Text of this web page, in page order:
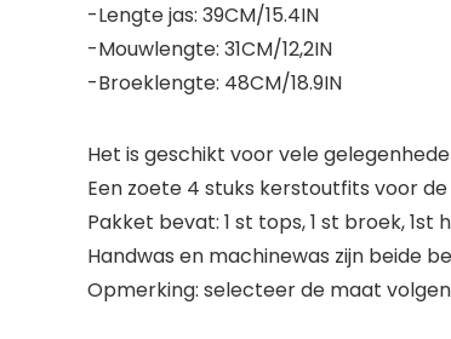
-Lengte jas: 39CM/15.4IN
-Mouwlengte: 31CM/12,2IN
-Broeklengte: 48CM/18.9IN
Het is geschikt voor vele
Een zoete 4 stuks kerstoutfits voor
Pakket bevat: 1 st tops, 1 st broek, 1st
Handwas en machinewas zijn beide
Opmerking: selecteer de maat